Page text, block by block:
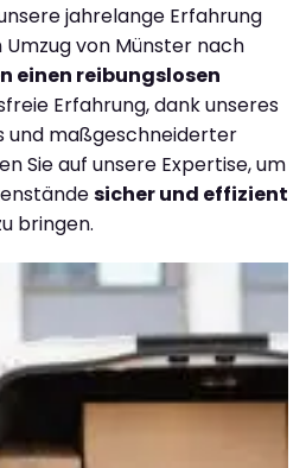
jahrelange Erfahrung
von Münster nach
einen reibungslosen
Erfahrung, dank unseres
und maßgeschneiderter
Sie auf unsere Expertise, um
sicher und effizient
bringen.